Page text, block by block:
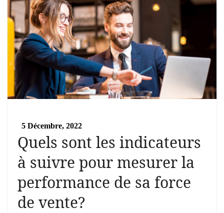
5 Décembre, 2022
Quels sont les indicateurs
à suivre pour mesurer la
performance de sa force
de vente?